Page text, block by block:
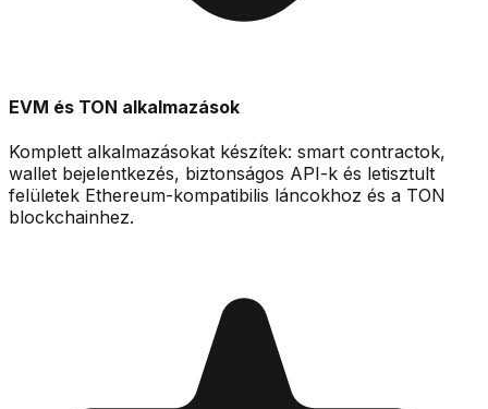
EVM és TON alkalmazások
Komplett alkalmazásokat készítek: smart contractok,
wallet bejelentkezés, biztonságos API-k és letisztult
felületek Ethereum-kompatibilis láncokhoz és a TON
blockchainhez.